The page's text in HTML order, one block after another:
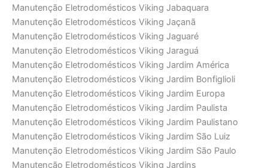
Manutenção Eletrodomésticos Viking Jabaquara
Manutenção Eletrodomésticos Viking Jaçanã
Manutenção Eletrodomésticos Viking Jaguaré
Manutenção Eletrodomésticos Viking Jaraguá
Manutenção Eletrodomésticos Viking Jardim América
Manutenção Eletrodomésticos Viking Jardim Bonfiglioli
Manutenção Eletrodomésticos Viking Jardim Europa
Manutenção Eletrodomésticos Viking Jardim Paulista
Manutenção Eletrodomésticos Viking Jardim Paulistano
Manutenção Eletrodomésticos Viking Jardim São Luiz
Manutenção Eletrodomésticos Viking Jardim São Paulo
Manutenção Eletrodomésticos Viking Jardins